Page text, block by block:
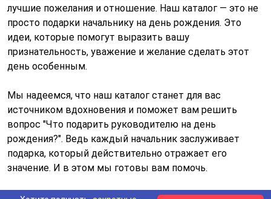
лучшие пожелания и отношение. Наш каталог — это не
просто подарки начальнику на день рождения. Это
идеи, которые помогут выразить вашу
признательность, уважение и желание сделать этот
день особенным.
Мы надеемся, что наш каталог станет для вас
источником вдохновения и поможет вам решить
вопрос "Что подарить руководителю на день
рождения?". Ведь каждый начальник заслуживает
подарка, который действительно отражает его
значение. И в этом мы готовы вам помочь.